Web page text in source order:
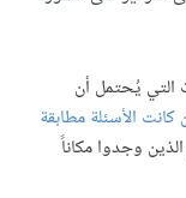
يُحتمل أن
كانت الأسئلة مطابقة
وجدوا مكاناً